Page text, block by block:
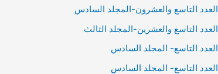
العدد التاسع والعشرون-المجلد السادس
العدد التاسع والعشرين-المجلد الثالث
العدد التاسع- المجلد السادس
العدد التاسع- المجلد السادس